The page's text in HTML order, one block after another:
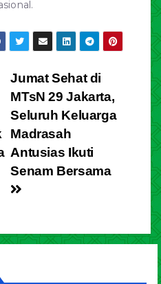
Jumat Sehat di
MTsN 29 Jakarta,
Seluruh Keluarga
Madrasah
Antusias Ikuti
Senam Bersama